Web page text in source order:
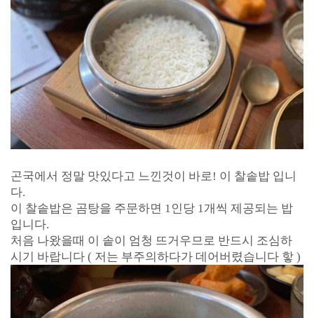
곤국에서 정말 맛있다고 느낀것이 바로! 이 찰솥밥 입니
다.
이 찰솥밥은 곰탕을 주문하면 1인당 1개씩 제공되는 밥
입니다.
처음 나왔을때 이 솥이 엄청 뜨거우므로 반드시 조심하
시기 바랍니다 ( 저는 부주의하다가 데어버렸습니다 핳 )